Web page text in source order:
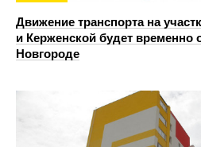
Движение транспорта на
и Керженской будет временно
Новгороде